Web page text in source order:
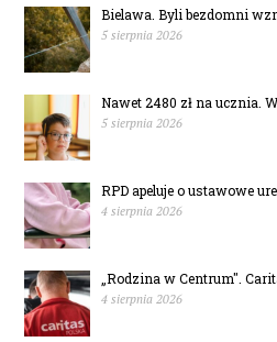
Bielawa. Byli bezdomni
5 sierpnia 2026
Nawet 2480 zł na ucznia.
5 sierpnia 2026
RPD apeluje o ustawowe
4 sierpnia 2026
„Rodzina w Centrum".
4 sierpnia 2026